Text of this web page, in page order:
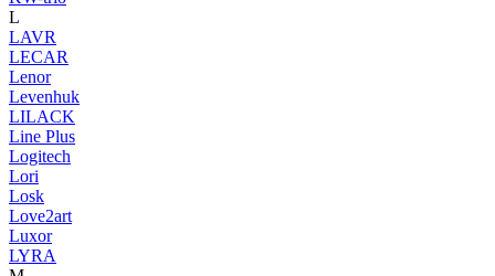
L
LAVR
LECAR
Lenor
Levenhuk
LILACK
Line Plus
Logitech
Lori
Losk
Love2art
Luxor
LYRA